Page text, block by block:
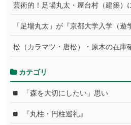
芸術的！足場丸太・屋台村（建築）
「足場丸太」が『京都大学入学（
松（カラマツ・唐松）・原木の在庫
カテゴリ
「森を大切にしたい」思い
『丸柱・円柱巡礼』